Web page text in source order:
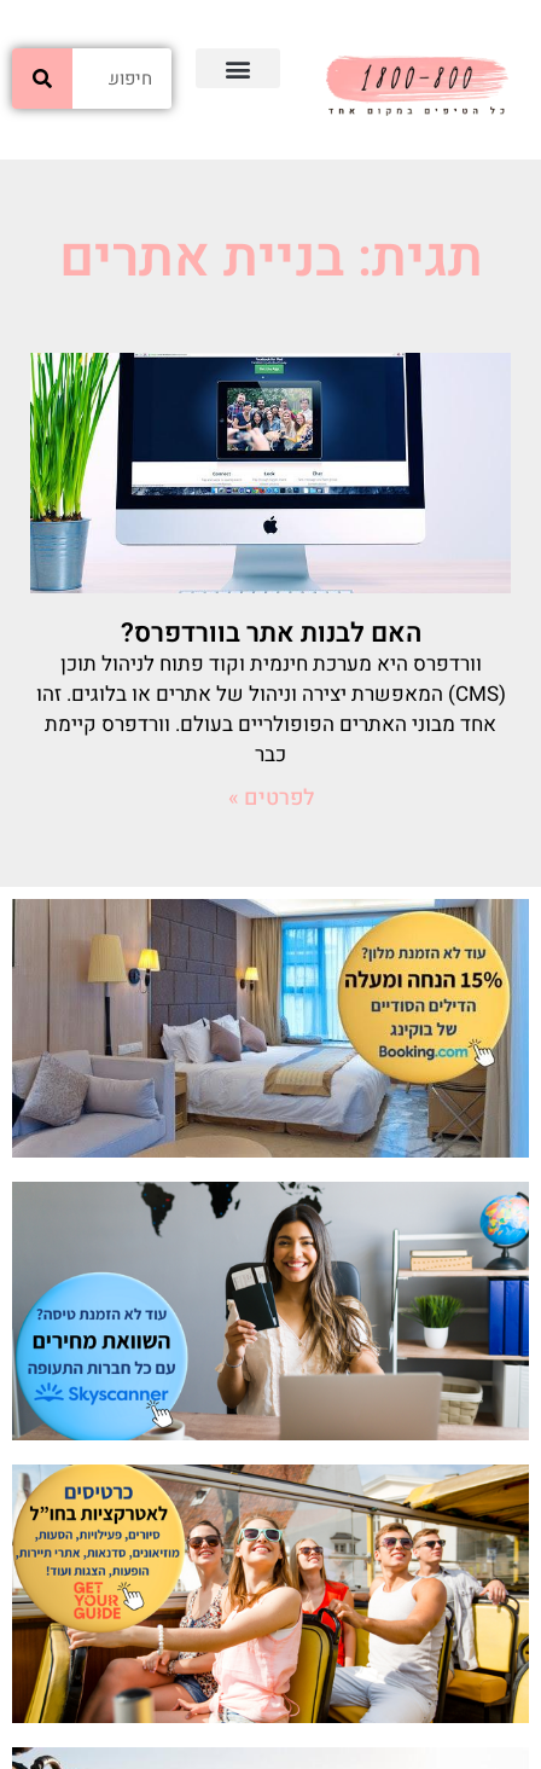
תגית: בניית אתרים
האם לבנות אתר בוורדפרס?
וורדפרס היא מערכת חינמית וקוד פתוח לניהול תוכן
(CMS) המאפשרת יצירה וניהול של אתרים או בלוגים. זהו
אחד מבוני האתרים הפופולריים בעולם. וורדפרס קיימת
כבר
לפרטים »